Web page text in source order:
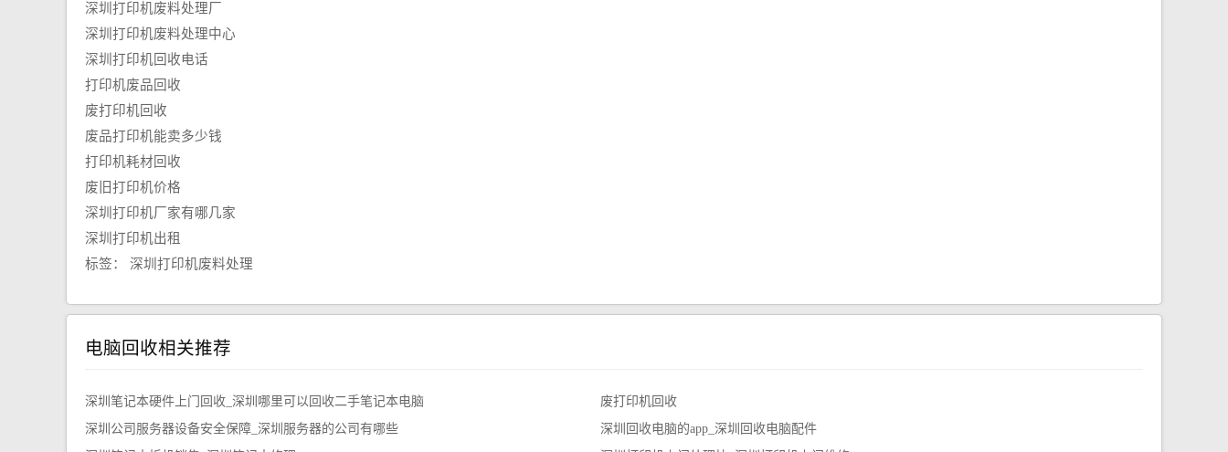
深圳打印机废料处理厂
深圳打印机废料处理中心
深圳打印机回收电话
打印机废品回收
废打印机回收
废品打印机能卖多少钱
打印机耗材回收
废旧打印机价格
深圳打印机厂家有哪几家
深圳打印机出租
标签：
深圳打印机废料处理
电脑回收相关推荐
深圳笔记本硬件上门回收_深圳哪里可以回收二手笔记本电脑
废打印机回收
深圳公司服务器设备安全保障_深圳服务器的公司有哪些
深圳回收电脑的app_深圳回收电脑配件